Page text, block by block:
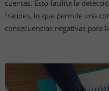
cuentas. Esto facilita la
fraudes, lo que permite una
consecuencias negativas para